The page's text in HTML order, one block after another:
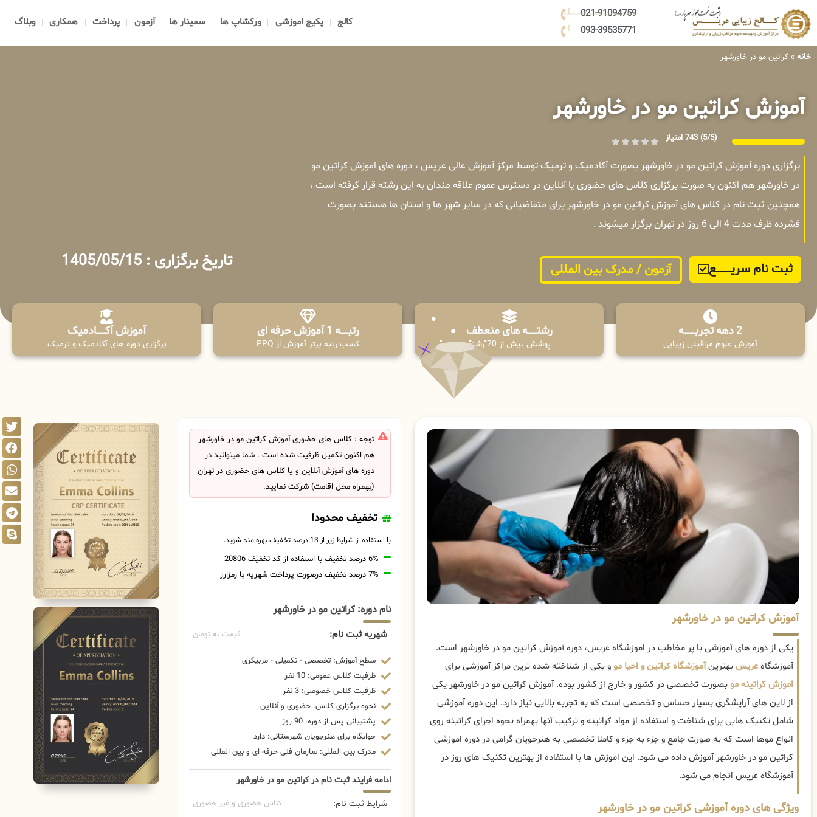
021-91094759
093-39535771
کالج پکیج اموزشی ورکشاپ ها سمینار ها آزمون پرداخت همکاری وبلاگ
خانه » کراتین مو در خاورشهر
آموزش کراتین مو در خاورشهر
(5/5) 743 امتیاز
برگزاری دوره آموزش کراتین مو در خاورشهر بصورت آکادمیک و ترمیک توسط مرکز آموزش عالی عریس ، دوره های اموزش کراتین مو
در خاورشهر هم اکنون به صورت برگزاری کلاس های حضوری یا آنلاین در دسترس عموم علاقه مندان به این رشته قرار گرفته است ،
همچنین ثبت نام در کلاس های آموزش کراتین مو در خاورشهر برای متقاضیانی که در سایر شهر ها و استان ها هستند بصورت
فشرده ظرف مدت 4 الی 6 روز در تهران برگزار میشوند .
ثبت نام سریــــــــــــع آزمون / مدرک بین المللی تاریخ برگزاری : 1405/05/15
2 دهه تجربـــــــــه
آموزش علوم مراقبتی زیبایی
رشتـــــــه های منعطف
پوشش بیش از 70 رشته
رتبــــــه 1 آموزش حرفه ای
کسب رتبه برتر آموزش از PPQ
آموزش آکـــــــادمیک
برگزاری دوره های آکادمیک و ترمیک
آموزش کراتین مو در خاورشهر
یکی از دوره های آموزشی با پر مخاطب در اموزشگاه عریس، دوره آموزش کراتین مو در خاورشهر است.
آموزشگاهعریسبهترینآموزشگاه کراتین و احیا موو یکی از شناخته شده ترین مراکز آموزشی برای
اموزش کراتینه موبصورت تخصصی در کشور و خارج از کشور بوده. آموزش کراتین مو در خاورشهر یکی
از لاین های آرایشگری بسیار حساس و تخصصی است که به تجربه بالایی نیاز دارد. این دوره آموزشی
شامل تکنیک هایی برای شناخت و استفاده از مواد کراتینه و ترکیب آنها بهمراه نحوه اجرای کراتینه روی
انواع موها است که به صورت جامع و جزء به جزء و کاملا تخصصی به هنرجویان گرامی در دوره اموزشی
کراتین مو در خاورشهر آموزش داده می شود. این اموزش ها با استفاده از بهترین تکنیک های روز در
آموزشگاه عریس انجام می شود.
ویژگی های دوره آموزشی کراتین مو در خاورشهر
توجه : کلاس های حضوری آموزش کراتین مو در خاورشهر
هم اکنون تکمیل ظرفیت شده است . شما میتوانید در
دوره های آموزش آنلاین و یا کلاس های حضوری در تهران
(بهمراه محل اقامت) شرکت نمایید.
تخفیف محدود!
با استفاده از شرایط زیر از 13 درصد تخفیف بهره مند شوید.
6% درصد تخفیف با استفاده از کد تخفیف 20806
7% درصد تخفیف درصورت پرداخت شهریه با رمزارز
نام دوره: کراتین مو در خاورشهر
شهریه ثبت نام: قیمت به تومان
سطح آموزش: تخصصی - تکمیلی - مربیگری
ظرفیت کلاس عمومی: 10 نفر
ظرفیت کلاس خصوصی: 3 نفر
نحوه برگزاری کلاس: حضوری و آنلاین
پشتیبانی پس از دوره: 90 روز
خوابگاه برای هنرجویان شهرستانی: دارد
مدرک بین المللی: سازمان فنی حرفه ای و بین المللی
ادامه فرایند ثبت نام در کراتین مو در خاورشهر
شرایط ثبت نام: کلاس حضوری و غیر حضوری